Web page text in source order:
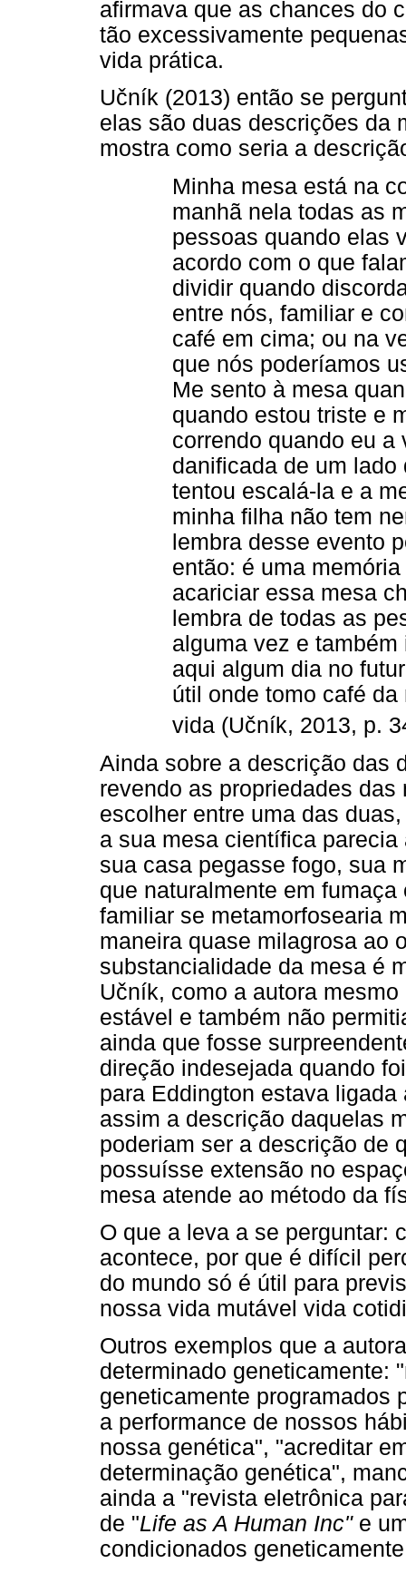
afirmava que as chances do
tão excessivamente
vida prática.
Učník (2013) então se
elas são duas descrições da
mostra como seria a
Minha mesa está na
manhã nela todas as
pessoas quando elas
acordo com o que
dividir quando
entre nós, familiar e
café em cima; ou na
que nós poderíamos
Me sento à mesa
quando estou triste e
correndo quando eu
danificada de um
tentou escalá-la e a
minha filha não tem
lembra desse evento
então: é uma
acariciar essa mesa
lembra de todas as
alguma vez e
aqui algum dia no
útil onde tomo café
vida (Učník, 2013, p.
Ainda sobre a descrição das
revendo as propriedades
escolher entre uma das
a sua mesa científica
sua casa pegasse fogo, sua
que naturalmente em
familiar se metamorfosearia
maneira quase milagrosa ao
substancialidade da mesa é
Učník, como a autora
estável e também não
ainda que fosse
direção indesejada quando
para Eddington estava
assim a descrição daquelas
poderiam ser a descrição de
possuísse extensão no
mesa atende ao método da
O que a leva a se perguntar:
acontece, por que é difícil
do mundo só é útil para
nossa vida mutável vida
Outros exemplos que a
determinado geneticamente:
geneticamente programados
a performance de nossos
nossa genética", "acreditar
determinação genética",
ainda a "revista eletrônica
de "Life as A Human Inc"e
condicionados